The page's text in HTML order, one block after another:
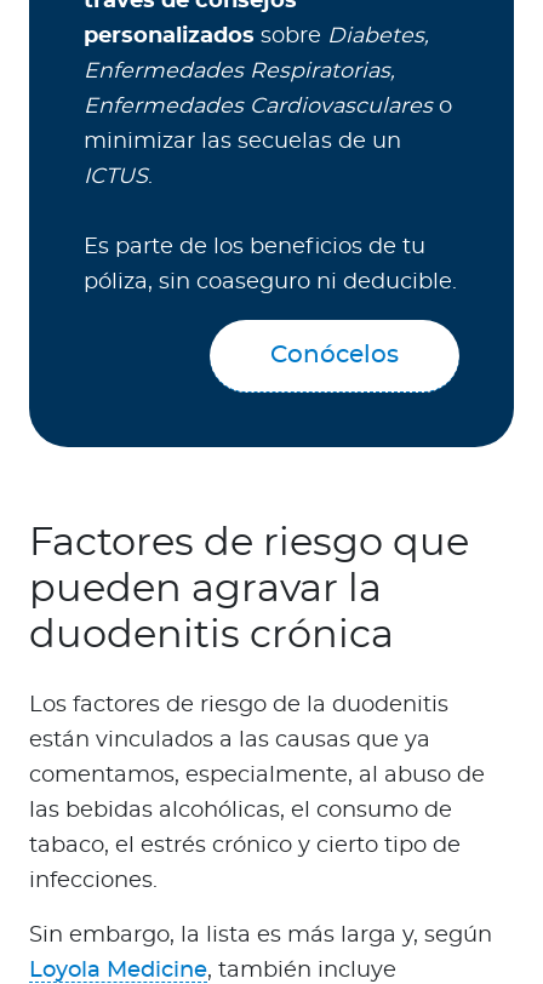
personalizados sobre Diabetes,
Enfermedades Respiratorias,
Enfermedades Cardiovasculareso
minimizar las secuelas de un
ICTUS.
Es parte de los beneficios de tu
póliza, sin coaseguro ni deducible.
Conócelos
Factores de riesgo que
pueden agravar la
duodenitis crónica
Los factores de riesgo de la duodenitis
están vinculados a las causas que ya
comentamos, especialmente, al abuso de
las bebidas alcohólicas, el consumo de
tabaco, el estrés crónico y cierto tipo de
infecciones.
Sin embargo, la lista es más larga y, según
Loyola Medicine, también incluye